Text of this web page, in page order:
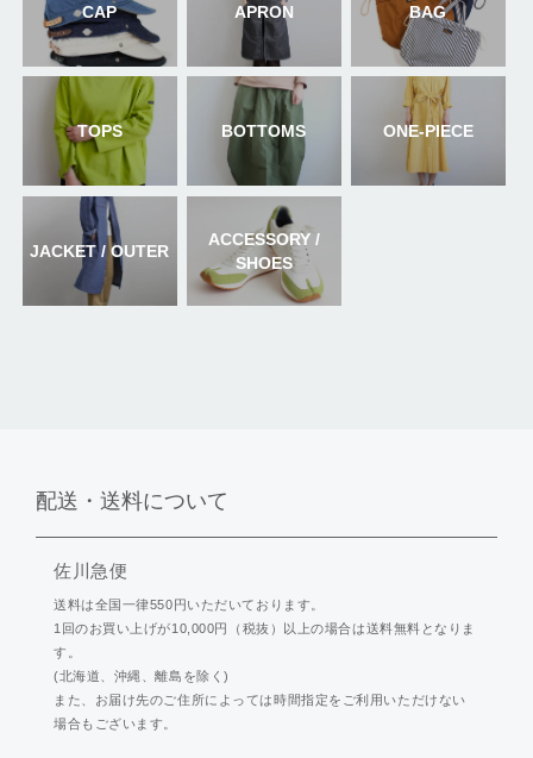
CAP APRON BAG
TOPS BOTTOMS ONE-PIECE
JACKET / OUTER
ACCESSORY /
SHOES
配送・送料について
佐川急便
送料は全国一律550円いただいております。
1回のお買い上げが10,000円（税抜）以上の場合は送料無料となりま
す。
(北海道、沖縄、離島を除く)
また、お届け先のご住所によっては時間指定をご利用いただけない
場合もございます。